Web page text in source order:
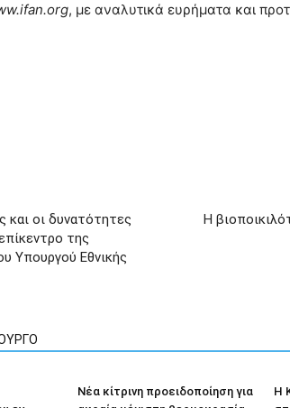
.ifan.org, με αναλυτικά ευρήματα και
και οι δυνατότητες
της
Υπουργού Εθνικής
Η
Νέα κίτρινη προειδοποίηση για
Η